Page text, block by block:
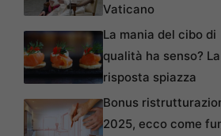
Vaticano
La mania del cibo di
qualità ha senso? La
risposta spiazza
Bonus
2025, ecco come